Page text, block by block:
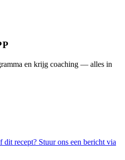
en krijg coaching — alles in
recept? Stuur ons een bericht via